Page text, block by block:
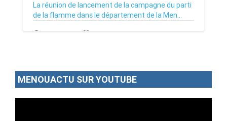
PLUS
La réunion de lancement de la campagne du parti
de la flamme dans le département de la Men...
02/03/23 Par MenouActu 0
MENOUACTU SUR YOUTUBE